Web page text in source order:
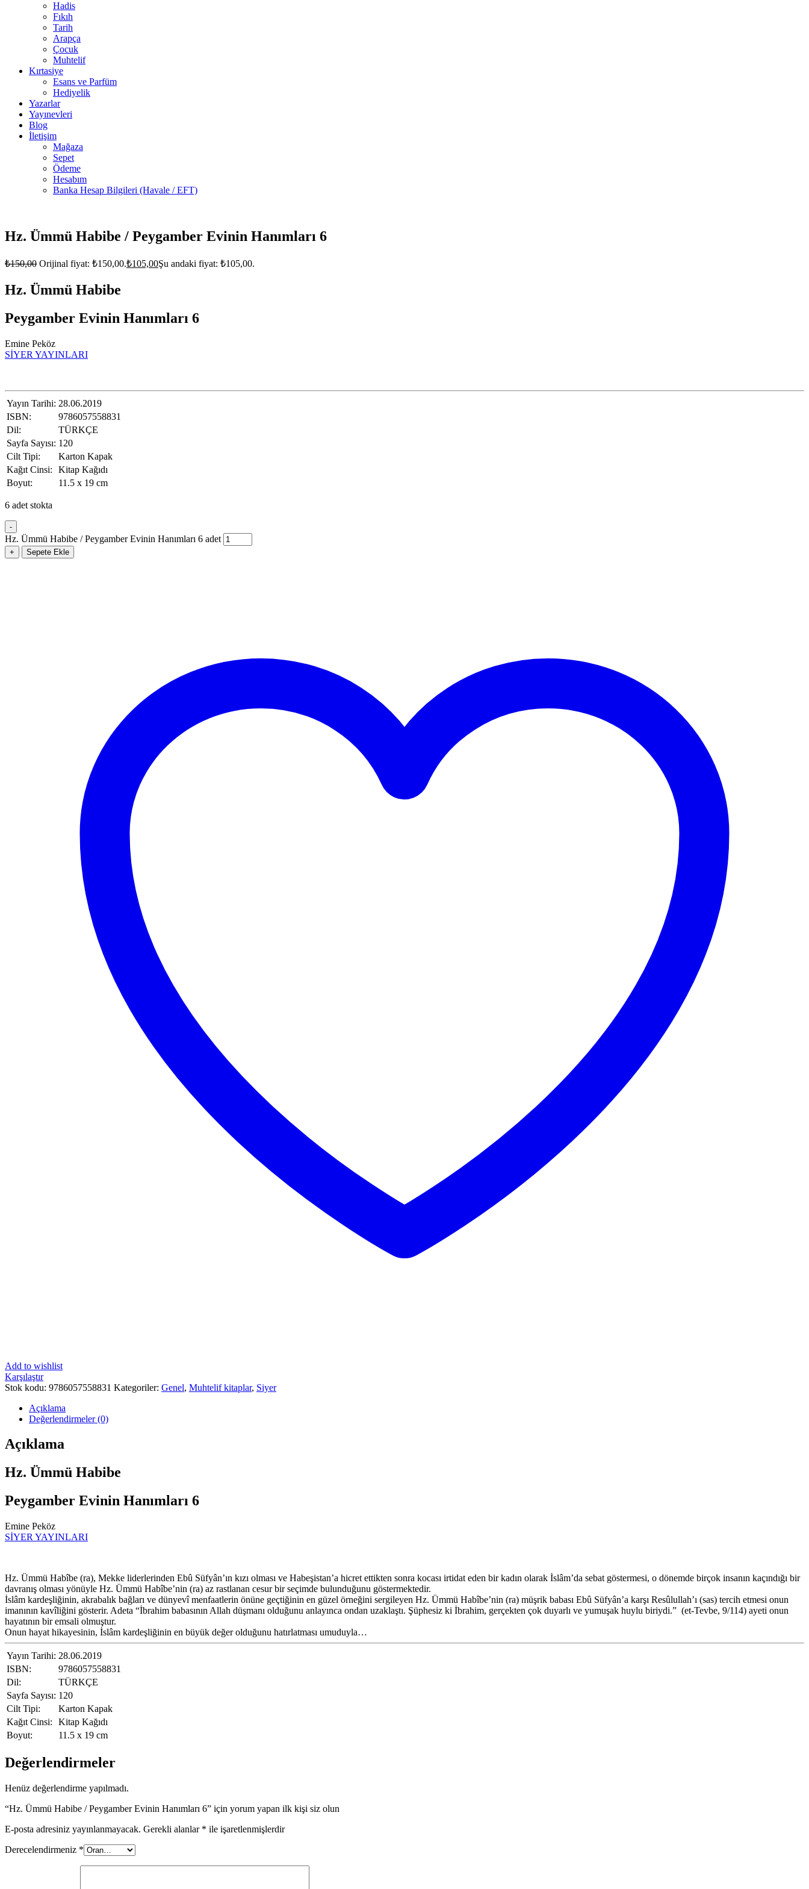
Hadis
Fıkıh
Tarih
Arapça
Çocuk
Muhtelif
Kırtasiye
Esans ve Parfüm
Hediyelik
Yazarlar
Yayınevleri
Blog
İletişim
Mağaza
Sepet
Ödeme
Hesabım
Banka Hesap Bilgileri (Havale / EFT)
Hz. Ümmü Habibe / Peygamber Evinin Hanımları 6
₺150,00 Orijinal fiyat: ₺150,00.₺105,00Şu andaki fiyat: ₺105,00.
Hz. Ümmü Habibe
Peygamber Evinin Hanımları 6
Emine Peköz
SİYER YAYINLARI
Yayın Tarihi: 28.06.2019
ISBN:
9786057558831
Dil:
TÜRKÇE
Sayfa Sayısı: 120
Cilt Tipi:
Karton Kapak
Kağıt Cinsi:
Kitap Kağıdı
Boyut:
11.5 x 19 cm
6 adet stokta
-
Hz. Ümmü Habibe / Peygamber Evinin Hanımları 6 adet
+ Sepete Ekle
Add to wishlist
Karşılaştır
Stok kodu: 9786057558831 Kategoriler: Genel, Muhtelif kitaplar, Siyer
Açıklama
Değerlendirmeler (0)
Açıklama
Hz. Ümmü Habibe
Peygamber Evinin Hanımları 6
Emine Peköz
SİYER YAYINLARI
Hz. Ümmü Habîbe (ra), Mekke liderlerinden Ebû Süfyân’ın kızı olması ve Habeşistan’a hicret ettikten sonra kocası irtidat eden bir kadın olarak İslâm’da sebat göstermesi, o dönemde birçok insanın kaçındığı bir
davranış olması yönüyle Hz. Ümmü Habîbe’nin (ra) az rastlanan cesur bir seçimde bulunduğunu göstermektedir.
İslâm kardeşliğinin, akrabalık bağları ve dünyevî menfaatlerin önüne geçtiğinin en güzel örneğini sergileyen Hz. Ümmü Habîbe’nin (ra) müşrik babası Ebû Süfyân’a karşı Resûlullah’ı (sas) tercih etmesi onun
imanının kavîliğini gösterir. Adeta “İbrahim babasının Allah düşmanı olduğunu anlayınca ondan uzaklaştı. Şüphesiz ki İbrahim, gerçekten çok duyarlı ve yumuşak huylu biriydi.” (et-Tevbe, 9/114) ayeti onun
hayatının bir emsali olmuştur.
Onun hayat hikayesinin, İslâm kardeşliğinin en büyük değer olduğunu hatırlatması umuduyla…
Yayın Tarihi: 28.06.2019
ISBN:
9786057558831
Dil:
TÜRKÇE
Sayfa Sayısı: 120
Cilt Tipi:
Karton Kapak
Kağıt Cinsi:
Kitap Kağıdı
Boyut:
11.5 x 19 cm
Değerlendirmeler
Henüz değerlendirme yapılmadı.
“Hz. Ümmü Habibe / Peygamber Evinin Hanımları 6” için yorum yapan ilk kişi siz olun
E-posta adresiniz yayınlanmayacak. Gerekli alanlar * ile işaretlenmişlerdir
Derecelendirmeniz *